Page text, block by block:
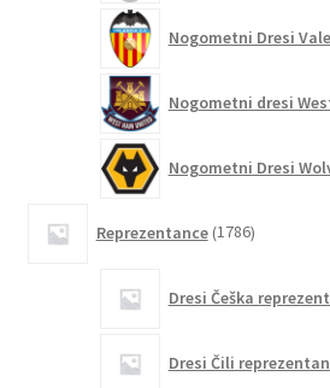
Nogometni Dresi
Nogometni dresi
Nogometni Dresi
Reprezentance 1786izdelkov
Dresi Češka
Dresi Čili